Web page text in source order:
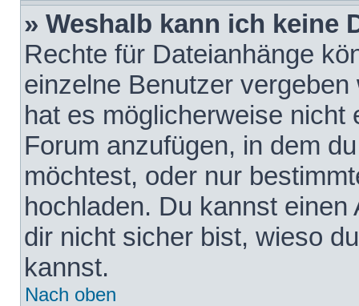
» Weshalb kann ich keine
Rechte für Dateianhänge
einzelne Benutzer
hat es möglicherweise nicht
Forum anzufügen, in dem
möchtest, oder nur
hochladen. Du kannst
dir nicht sicher bist, wieso
kannst.
Nach oben